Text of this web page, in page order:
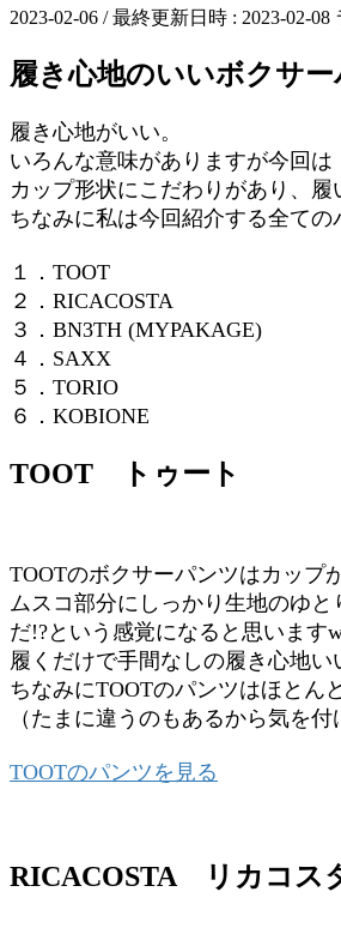
2023-02-06 / 最終更新日時 : 2023-02-08
履き心地のいいボクサ
履き心地がいい。
いろんな意味がありますが今回は
カップ形状にこだわりがあり、
ちなみに私は今回紹介する全ての
１．TOOT
２．RICACOSTA
３．BN3TH (MYPAKAGE)
４．SAXX
５．TORIO
６．KOBIONE
TOOT トゥート
TOOTのボクサーパンツはカップ
ムスコ部分にしっかり生地のゆ
だ!?という感覚になると思います
履くだけで手間なしの履き心地い
ちなみにTOOTのパンツはほとん
（たまに違うのもあるから気を付
TOOTのパンツを見る
RICACOSTA リカコス